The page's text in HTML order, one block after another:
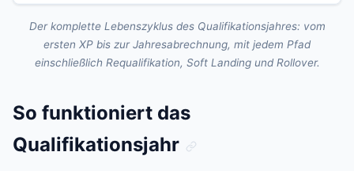
Der komplette Lebenszyklus des Qualifikationsjahres: vom
ersten XP bis zur Jahresabrechnung, mit jedem Pfad
einschließlich Requalifikation, Soft Landing und Rollover.
So funktioniert das
Qualifikationsjahr